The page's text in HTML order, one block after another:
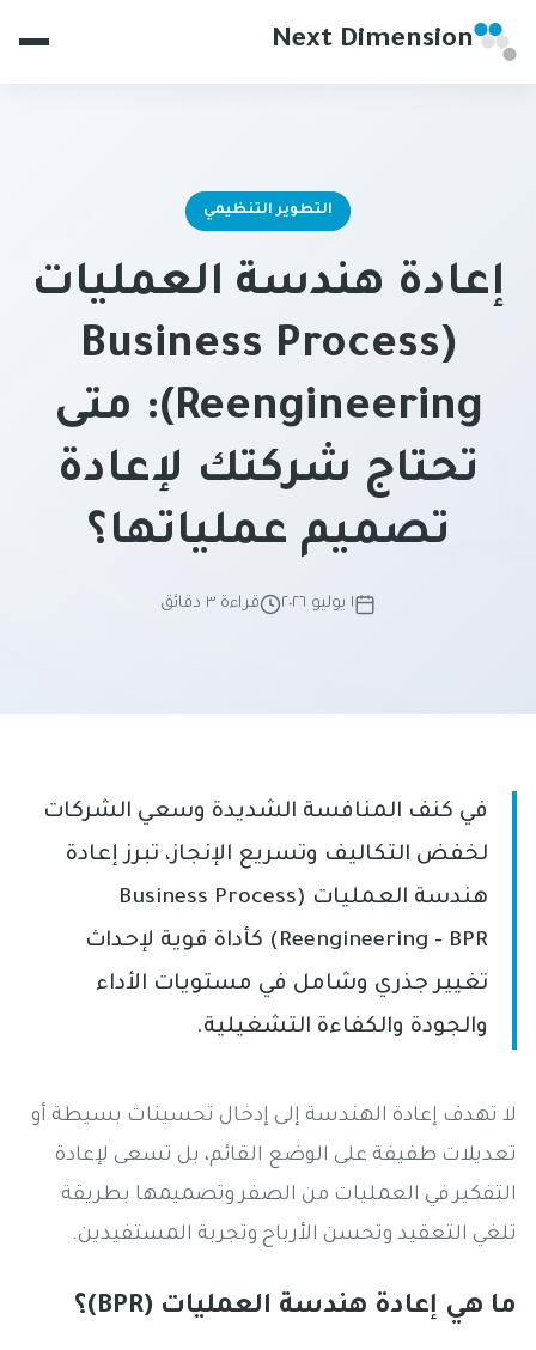
Next Dimension
التطوير التنظيمي
إعادة هندسة العمليات
(Business Process
Reengineering): متى
تحتاج شركتك لإعادة
تصميم عملياتها؟
١ يوليو ٢٠٢٦ قراءة ٣ دقائق
في كنف المنافسة الشديدة وسعي الشركات
لخفض التكاليف وتسريع الإنجاز، تبرز إعادة
هندسة العمليات (Business Process
Reengineering - BPR) كأداة قوية لإحداث
تغيير جذري وشامل في مستويات الأداء
والجودة والكفاءة التشغيلية.
لا تهدف إعادة الهندسة إلى إدخال تحسينات بسيطة أو
تعديلات طفيفة على الوضع القائم، بل تسعى لإعادة
التفكير في العمليات من الصفر وتصميمها بطريقة
تلغي التعقيد وتحسن الأرباح وتجربة المستفيدين.
ما هي إعادة هندسة العمليات (BPR)؟